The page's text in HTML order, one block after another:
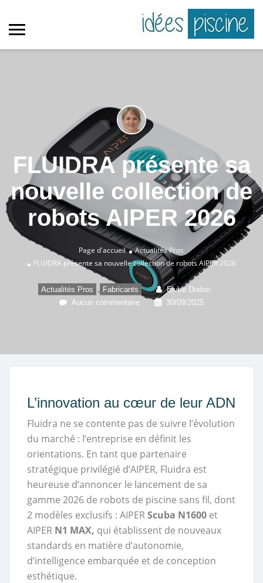
FLUIDRA présente sa
nouvelle collection de
robots AIPER 2026
Page d'accueil
Actualités Pros
FLUIDRA présente sa nouvelle collection de robots AIPER 2026
Actualités Pros , Fabricants Elvire Dudon
Aucun commentaire 30/09/2025
L’innovation au cœur de leur ADN
Fluidra ne se contente pas de suivre l’évolution
du marché : l’entreprise en définit les
orientations. En tant que partenaire
stratégique privilégié d’AIPER, Fluidra est
heureuse d’annoncer le lancement de sa
gamme 2026 de robots de piscine sans fil, dont
2 modèles exclusifs : AIPERScuba N1600 et
AIPER N1 MAX, qui établissent de nouveaux
standards en matière d’autonomie,
d’intelligence embarquée et de conception
esthétique.